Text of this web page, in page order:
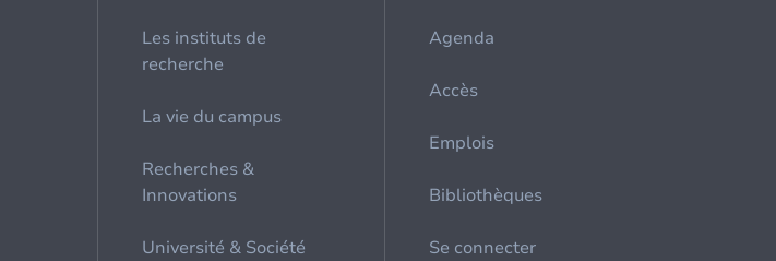
Les instituts de
recherche
La vie du campus
Recherches &
Innovations
Université & Société
Agenda
Accès
Emplois
Bibliothèques
Se connecter